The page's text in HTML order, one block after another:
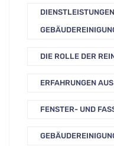
DIE ROLLE DER
ERFAHRUNGEN
FENSTER- UND